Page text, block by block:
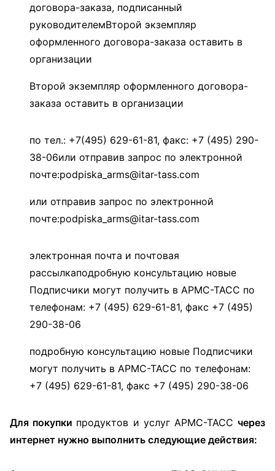
договора-заказа, подписанный
руководителемВторой экземпляр
оформленного договора-заказа оставить в
организации
Второй экземпляр оформленного договора-
заказа оставить в организации
по тел.: +7(495) 629-61-81, факс: +7 (495) 290-
38-06или отправив запрос по электронной
почте:podpiska_arms@itar-tass.com
или отправив запрос по электронной
почте:podpiska_arms@itar-tass.com
электронная почта и почтовая
рассылкаподробную консультацию новые
Подписчики могут получить в АРМС-ТАСС по
телефонам: +7 (495) 629-61-81, факс +7 (495)
290-38-06
подробную консультацию новые Подписчики
могут получить в АРМС-ТАСС по телефонам:
+7 (495) 629-61-81, факс +7 (495) 290-38-06
Для покупки продуктов и услуг АРМС-ТАСС через
интернет нужно выполнить следующие действия: